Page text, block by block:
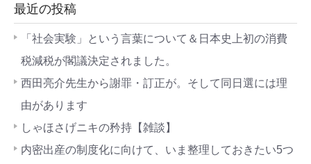
最近の投稿
「社会実験」という言葉について＆日本史上初の消費
税減税が閣議決定されました。
西田亮介先生から謝罪・訂正が。そして同日選には理
由があります
しゃほさげニキの矜持【雑談】
内密出産の制度化に向けて、いま整理しておきたい5つ